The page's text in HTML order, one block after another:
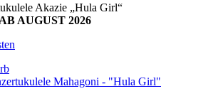
Akazie „Hula Girl“
AUGUST 2026